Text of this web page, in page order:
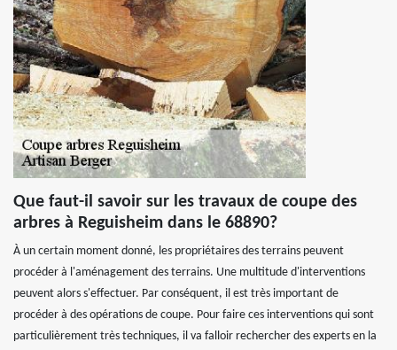
Que faut-il savoir sur les travaux de coupe des
arbres à Reguisheim dans le 68890?
À un certain moment donné, les propriétaires des terrains peuvent
procéder à l'aménagement des terrains. Une multitude d'interventions
peuvent alors s'effectuer. Par conséquent, il est très important de
procéder à des opérations de coupe. Pour faire ces interventions qui sont
particulièrement très techniques, il va falloir rechercher des experts en la